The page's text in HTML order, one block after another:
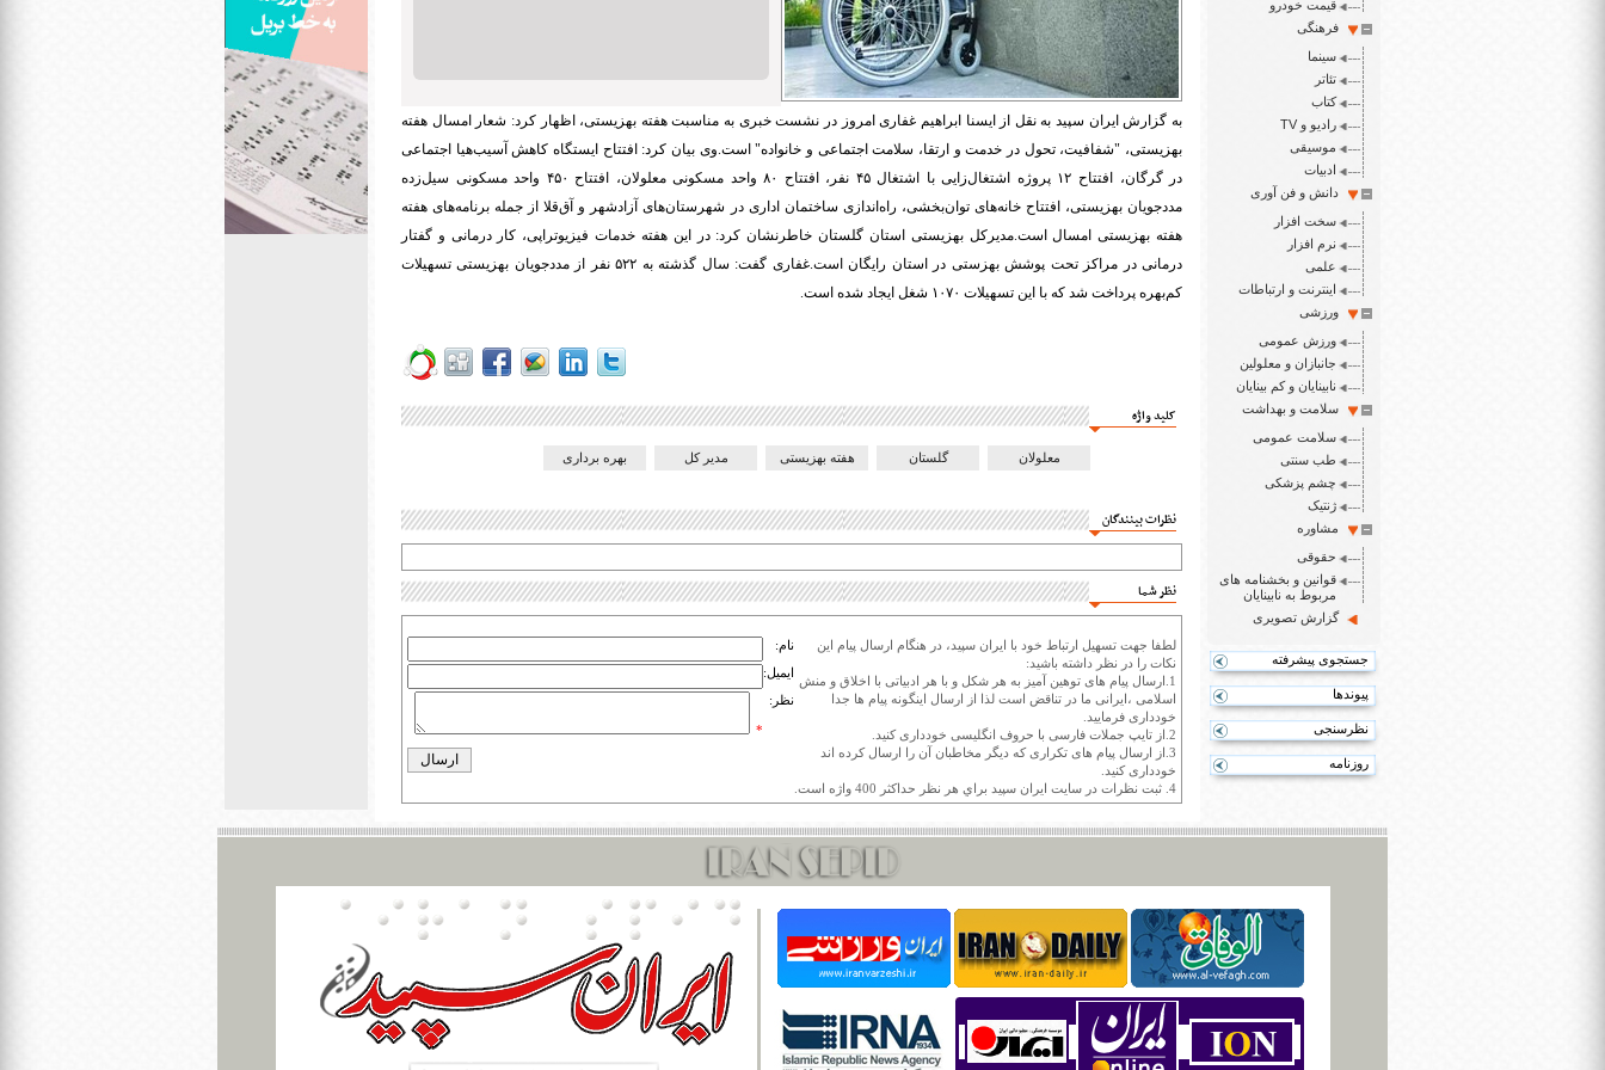
قیمت خودرو
فرهنگی
سینما
تئاتر
کتاب
رادیو و TV
موسیقی
ادبیات
دانش و فن آوری
سخت افزار
نرم افزار
علمی
اینترنت و ارتباطات
ورزشی
ورزش عمومی
جانبازان و معلولین
نابینایان و کم بینایان
سلامت و بهداشت
سلامت عمومی
طب سنتی
چشم پزشکی
ژنتیک
مشاوره
حقوقی
قوانین و بخشنامه های
مربوط به نابینایان
گزارش تصویری
جستجوی پیشرفته
پیوندها
نظرسنجی
روزنامه
به گزارش ایران سپید به نقل از ایسنا ابراهیم غفاری امروز در نشست خبری به مناسبت هفته بهزیستی، اظهار کرد: شعار امسال هفته
بهزیستی، "شفافیت، تحول در خدمت و ارتقا، سلامت اجتماعی و خانواده" است.وی بیان کرد: افتتاح ایستگاه کاهش آسیب‌هیا اجتماعی
در گرگان، افتتاح ۱۲ پروژه اشتغال‌زایی با اشتغال ۴۵ نفر، افتتاح ۸۰ واحد مسکونی معلولان، افتتاح ۴۵۰ واحد مسکونی سیل‌زده
مددجویان بهزیستی، افتتاح خانه‌های توان‌بخشی، راه‌اندازی ساختمان اداری در شهرستان‌های آزادشهر و آق‌قلا از جمله برنامه‌های هفته
هفته بهزیستی امسال است.مدیرکل بهزیستی استان گلستان خاطرنشان کرد: در این هفته خدمات فیزیوتراپی، کار درمانی و گفتار
درمانی در مراکز تحت پوشش بهزستی در استان رایگان است.غفاری گفت: سال گذشته به ۵۲۲ نفر از مددجویان بهزیستی تسهیلات
کم‌بهره پرداخت شد که با این تسهیلات ۱۰۷۰ شغل ایجاد شده است.
کلید واژه
معلولان گلستان هفته بهزیستی مدیر کل بهره برداری
نظرات بینندگان
نظر شما
لطفا جهت تسهیل ارتباط خود با ایران سپید، در هنگام ارسال پیام این
نکات را در نظر داشته باشید:
1.ارسال پیام های توهین آمیز به هر شکل و با هر ادبیاتی با اخلاق و منش
اسلامی ،ایرانی ما در تناقض است لذا از ارسال اینگونه پیام ها جدا
خودداری فرمایید.
2.از تایپ جملات فارسی با حروف انگلیسی خودداری کنید.
3.از ارسال پیام های تکراری که دیگر مخاطبان آن را ارسال کرده اند
خودداری کنید.
4. ثبت نظرات در سايت ايران سپيد براي هر نظر حداکثر 400 واژه است.
نام:
ایمیل:
نظر:
*